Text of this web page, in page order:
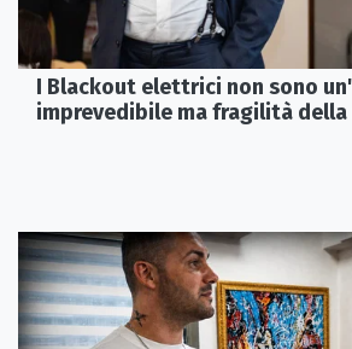
I Blackout elettrici non sono
imprevedibile ma fragilità